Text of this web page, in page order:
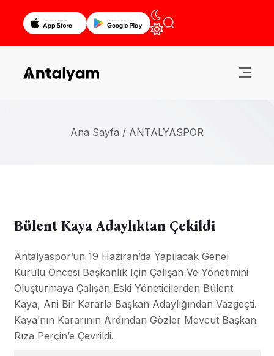
Ana Sayfa / ANTALYASPOR
Bülent Kaya Adaylıktan Çekildi
Antalyaspor’un 19 Haziran’da Yapılacak Genel
Kurulu Öncesi Başkanlık Için Çalışan Ve Yönetimini
Oluşturmaya Çalışan Eski Yöneticilerden Bülent
Kaya, Ani Bir Kararla Başkan Adaylığından Vazgeçti.
Kaya’nın Kararının Ardından Gözler Mevcut Başkan
Rıza Perçin’e Çevrildi.